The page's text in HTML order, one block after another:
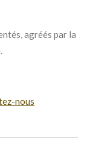
agréés par la
nous